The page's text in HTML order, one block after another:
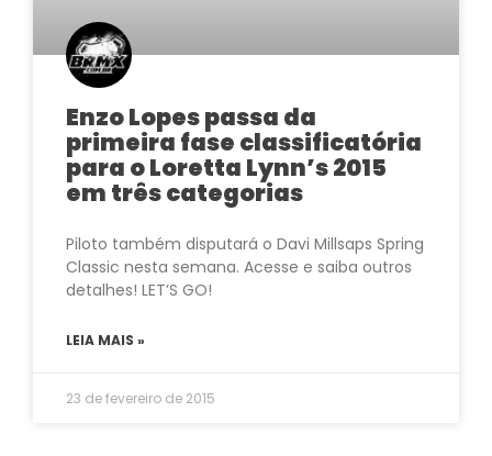
Enzo Lopes passa da
primeira fase classificatória
para o Loretta Lynn’s 2015
em três categorias
Piloto também disputará o Davi Millsaps Spring
Classic nesta semana. Acesse e saiba outros
detalhes! LET’S GO!
LEIA MAIS »
23 de fevereiro de 2015